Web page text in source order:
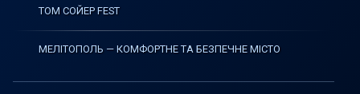
ТОМ СОЙЕР FEST
МЕЛІТОПОЛЬ — КОМФОРТНЕ ТА БЕЗПЕЧНЕ МІСТО